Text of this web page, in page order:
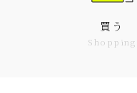
買う
Shopping